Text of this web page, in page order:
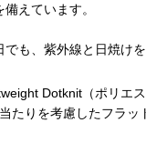
えています。
でも、紫外線と日焼け
Dotknit（ポリエ
りを考慮したフラッ